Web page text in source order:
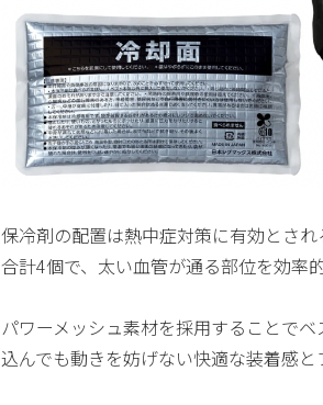
保冷剤の配置は熱中症対策に有効とさ
合計4個で、太い血管が通る部位を効率
パワーメッシュ素材を採用することで
込んでも動きを妨げない快適な装着感と